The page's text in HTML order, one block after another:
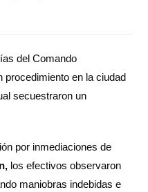
del Comando
procedimiento en la ciudad
secuestraron un
por inmediaciones de
los efectivos observaron
maniobras indebidas e